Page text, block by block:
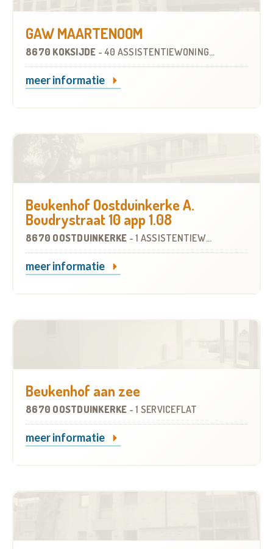
GAW MAARTENOOM
8670 KOKSIJDE - 40 ASSISTENTIEWONINGEN
meer informatie
Beukenhof Oostduinkerke A.
Boudrystraat 10 app 1.08
8670 OOSTDUINKERKE -1 ASSISTENTIEWONING
meer informatie
Beukenhof aan zee
8670 OOSTDUINKERKE -1 SERVICEFLAT
meer informatie